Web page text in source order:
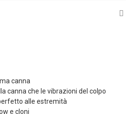
canna
canna che le vibrazioni del colpo
alle estremità
e cloni